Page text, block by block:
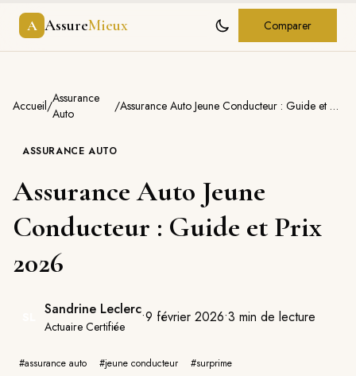
A AssureMieux Comparer
Accueil/Assurance
Auto
/ Assurance Auto Jeune Conducteur : Guide et Prix 2026
ASSURANCE AUTO
Assurance Auto Jeune
Conducteur : Guide et Prix
2026
Sandrine Leclerc
Actuaire Certifiée
•9 février 2026•3 min de lecture
#assurance auto #jeune conducteur #surprime